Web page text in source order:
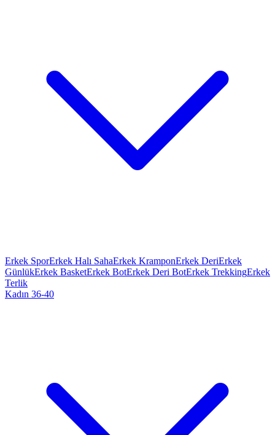
Erkek SporErkek Halı SahaErkek KramponErkek DeriErkek
GünlükErkek BasketErkek BotErkek Deri BotErkek TrekkingErkek
Terlik
Kadın 36-40